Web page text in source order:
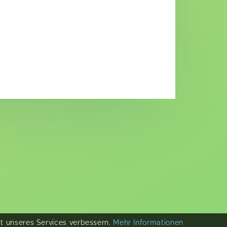
Services verbessern. Mehr Informationen